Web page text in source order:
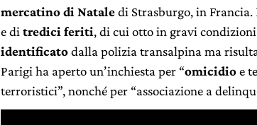
mercatino di Nataledi Strasburgo, in
e di tredici feriti, di cui otto in gravi
identificatodalla polizia transalpina ma
Parigi ha aperto un’inchiesta per “omicidioe
terroristici”, nonché per “associazione a